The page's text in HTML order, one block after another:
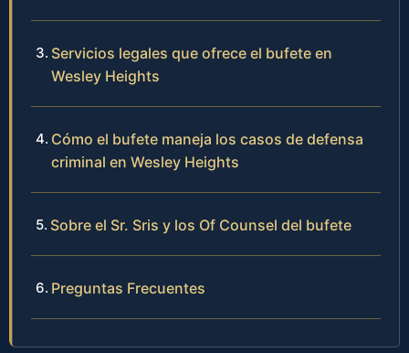
Servicios legales que ofrece el bufete en
Wesley Heights
Cómo el bufete maneja los casos de defensa
criminal en Wesley Heights
Sobre el Sr. Sris y los Of Counsel del bufete
Preguntas Frecuentes